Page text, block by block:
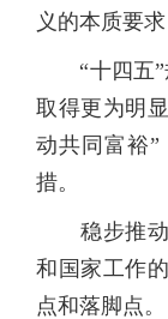
义的本质要
“十四五”
取得更为明
动共同富裕
措。
稳步推动
和国家工作
点和落脚点。